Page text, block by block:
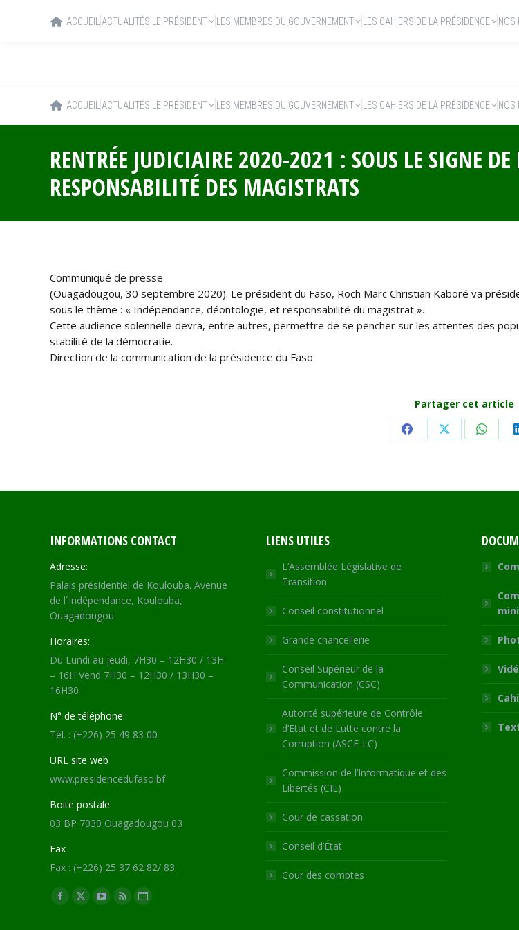
ACCUEIL ACTUALITÉS LE PRÉSIDENT LES MEMBRES DU GOUVERNEMENT LES CAHIERS DE LA PRÉSIDENCE NOS
RENTRÉE JUDICIAIRE ‪2020-2021‬ : SOUS LE SIGNE DE
RESPONSABILITÉ DES MAGISTRATS
Communiqué de presse
(Ouagadougou, 30 septembre 2020). Le président du Faso, Roch Marc Christian Kaboré va
sous le thème : « Indépendance, déontologie, et responsabilité du magistrat ».
Cette audience solennelle devra, entre autres, permettre de se pencher sur les attentes des
stabilité de la démocratie.
Direction de la communication de la présidence du Faso
Partager cet article
Share Share Share
INFORMATIONS CONTACT
Adresse:
Palais présidentiel de Koulouba. Avenue
de l´Indépendance, Koulouba,
Ouagadougou
Horaires:
Du Lundi au jeudi, 7H30 – 12H30 / 13H
– 16H Vend 7H30 – 12H30 / 13H30 –
16H30
N° de téléphone:
Tél. : (+226) 25 49 83 00
URL site web
www.presidencedufaso.bf
Boite postale
03 BP 7030 Ouagadougou 03
Fax
Fax : (+226) 25 37 62 82/ 83
Trouvez nous sur :
Facebook
X
YouTube
RSS Site
LIENS UTILES
L’Assemblée Législative de
Transition
Conseil constitutionnel
Grande chancellerie
Conseil Supérieur de la
Communication (CSC)
Autorité supérieure de Contrôle
d’Etat et de Lutte contre la
Corruption (ASCE-LC)
Commission de l’Informatique et des
Libertés (CIL)
Cour de cassation
Conseil d’État
Cour des comptes
ACCUEIL ACTUALITÉS LE PRÉSIDENT LES MEMBRES DU GOUVERNEMENT LES CAHIERS DE LA PRÉSIDENCE NOS